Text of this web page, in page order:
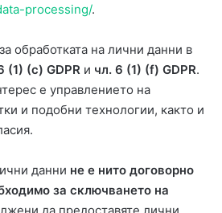
processing/.
обработката на лични данни в
(1) (c) GDPR и чл. 6 (1) (f) GDPR.
е управлението на
и подобни технологии, както и
данни не е нито договорно
за сключването на
да предоставяте лични